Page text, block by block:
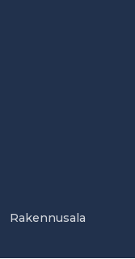
Rakennusala